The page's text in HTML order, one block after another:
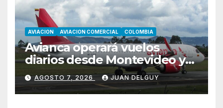
AVIACION AVIACION COMERCIAL COLOMBIA
Avianca operará vuelos
diarios desde Montevideo y
Asunción hacia Bogotá
AGOSTO 7, 2026 JUAN DELGUY